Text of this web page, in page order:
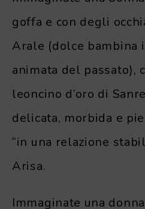
goffa e con degli
Arale (dolce bambina
animata del passato),
leoncino d’oro di
delicata, morbida e
“in una relazione
Arisa.
Immaginate una